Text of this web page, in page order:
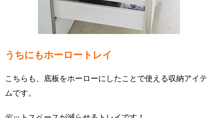
うちにもホーロートレイ
こちらも、底板をホーローにしたことで使える収納アイテ
ムです。